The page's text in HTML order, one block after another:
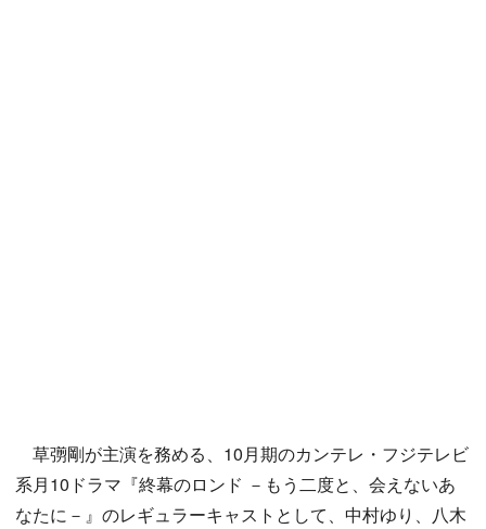
草彅剛が主演を務める、10月期のカンテレ・フジテレビ
系月10ドラマ『終幕のロンド －もう二度と、会えないあ
なたに－』のレギュラーキャストとして、中村ゆり、八木